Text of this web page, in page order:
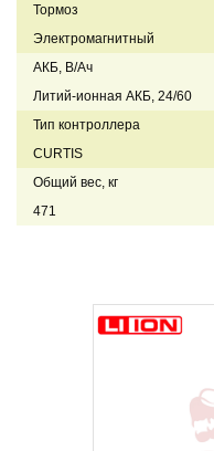
Тормоз
Электромагнитный
АКБ, В/Ач
Литий-ионная АКБ, 24/60
Тип контроллера
CURTIS
Общий вес, кг
471